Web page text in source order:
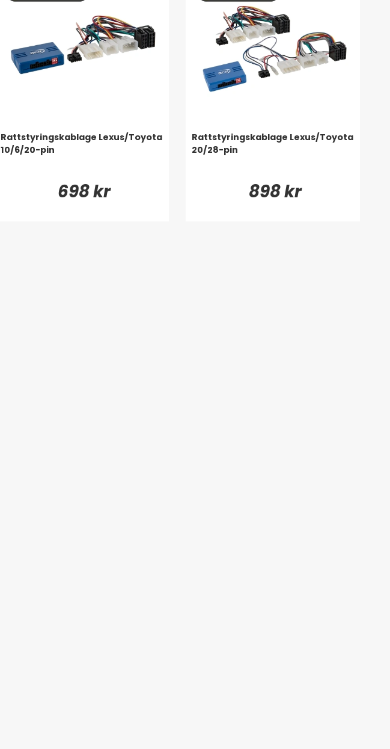
Rattstyringskablage Lexus/Toyota
10/6/20-pin
698 kr
Rattstyringskablage Lexus/Toyota
20/28-pin
898 kr